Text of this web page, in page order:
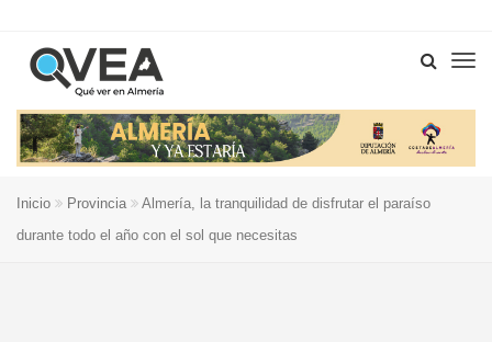
Inicio Provincia
Almería, la tranquilidad de disfrutar el paraíso
durante todo el año con el sol que necesitas